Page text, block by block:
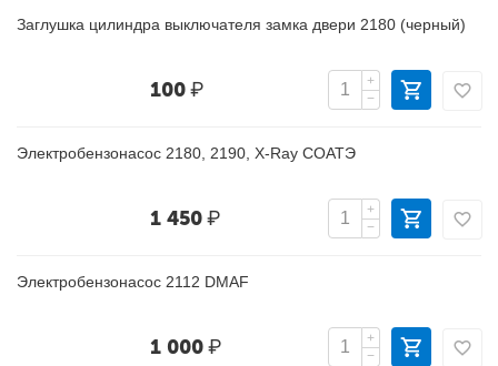
Заглушка цилиндра выключателя замка двери 2180 (черный)
100₽
+
−
Электробензонасос 2180, 2190, X-Ray СОАТЭ
1 450₽
+
−
Электробензонасос 2112 DMAF
1 000₽
+
−